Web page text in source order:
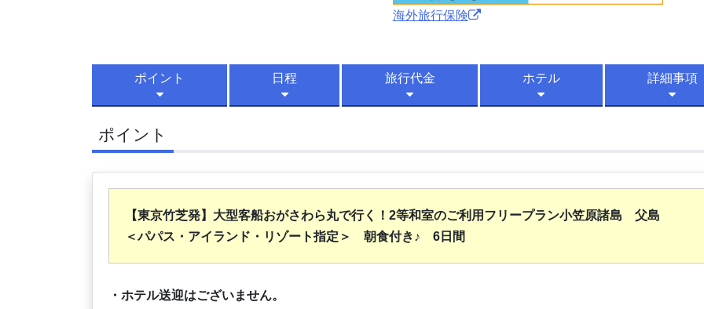
海外旅行保険
ポイント 日程 旅行代金 ホテル 詳細事項
ポイント
【東京竹芝発】大型客船おがさわら丸で行く！2等和室のご利用フリープラン小笠原諸島 父島
＜パパス・アイランド・リゾート指定＞ 朝食付き♪ 6日間
・ホテル送迎はございません。